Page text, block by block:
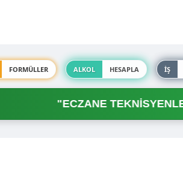
FORMÜLLER ALKOL HESAPLA İŞ
"ECZANE TEKNİSYENLERİ"